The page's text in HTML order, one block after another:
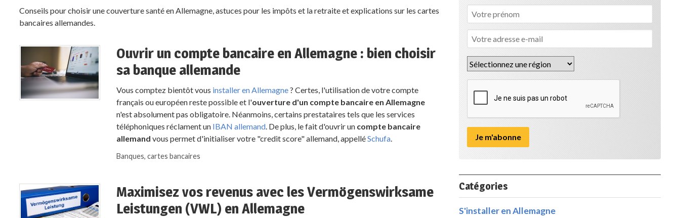
Conseils pour choisir une couverture santé en Allemagne, astuces pour les impôts et la retraite et explications sur les cartes
bancaires allemandes.
Ouvrir un compte bancaire en Allemagne : bien choisir
sa banque allemande
Vous comptez bientôt vous installer en Allemagne? Certes, l'utilisation de votre compte
français ou européen reste possible et l'ouverture d'un compte bancaire en Allemagne
n'est absolument pas obligatoire. Néanmoins, certains prestataires tels que les services
téléphoniques réclament un IBAN allemand. De plus, le fait d'ouvrir un compte bancaire
allemand vous permet d'initialiser votre "credit score" allemand, appelléSchufa.
Banques, cartes bancaires
Maximisez vos revenus avec les Vermögenswirksame
Leistungen (VWL) en Allemagne
Catégories
S'installer en Allemagne